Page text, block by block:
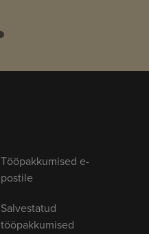
Tööpakkumised e-
postile
Salvestatud
tööpakkumised